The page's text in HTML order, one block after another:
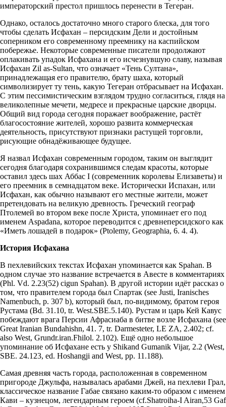
императорский престол пришлось перенести в Тегеран.
Однако, осталось достаточно много старого блеска, для того
чтобы сделать Исфахан – персидским Дели и достойным
соперником его современному преемнику на каспийском
побережье. Некоторые современные писатели продолжают
оплакивать упадок Исфахана и его исчезнувшую славу, называя
Исфахан Zil as-Sultan, что означает «Тень Султана»,
принадлежащая его правителю, брату шаха, который
символизирует ту тень, какую Тегеран отбрасывает на Исфахан.
С этим пессимистическим взглядом трудно согласиться, глядя на
великолепные мечети, медресе и прекрасные царские дворцы.
Общий вид города сегодня поражает воображение, растёт
благосостояние жителей, хорошо развита коммерческая
деятельность, присутствуют признаки растущей торговли,
рисующие обнадёживающее будущее.
Я назвал Исфахан современным городом, таким он выглядит
сегодня благодаря сохранившимся следам красоты, которые
оставил здесь шах Аббас I (современник королевы Елизаветы) и
его преемник в семнадцатом веке. Исторически Испахан, или
Исфахан, как обычно называют его местные жители, может
претендовать на великую древность. Греческий географ
Птолемей во втором веке после Христа, упоминает его под
именем Aspadana, которое переводится с древнеперсидского как
«Иметь лошадей в подарок» (Ptolemy, Geographia, 6. 4. 4).
История Исфахана
В пехлевийских текстах Исфахан упоминается как Spahan. В
одном случае это название встречается в Авесте в комментариях
(Phl. Vd. 2.23(52) cigun Spahan). В другой истории идёт рассказ о
том, что правителем города был Спартак (see Justi, Iranisches
Namenbuch, p. 307 b), который был, по-видимому, братом героя
Рустама (Bd. 31.10, tr. West.SBE.5.140). Рустам и царь Кей Кавус
побеждают врага Персии Афрасиаба в битве возле Исфахана (see
Great Iranian Bundahishn, 41. 7, tr. Darmesteter, LE ZA, 2.402; cf.
also West, Grundr.iran.Fhilol. 2.102). Ещё одно небольшое
упоминание об Исфахане есть у Shikand Gumanik Vijar, 2.2 (West,
SBE. 24.123, ed. Hoshangji and West, pp. 11.188).
Самая древняя часть города, расположенная в современном
пригороде Джульфа, называлась арабами Джей, на пехлеви Грал,
классическое название Габае связано каким-то образом с именем
Кави – кузнецом, легендарным героем (cf.Shatroiha-I Airan,53 Gaf